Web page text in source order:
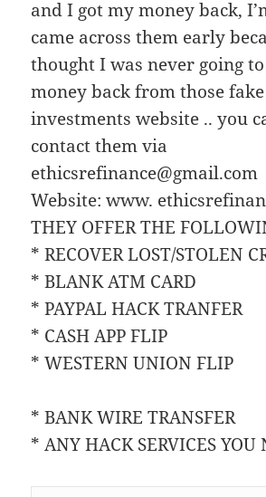
and I got my money back,
came across them early
thought I was never going
money back from those
investments website .. you
contact them via
ethicsrefinance@gmail.com
Website: www.
THEY OFFER THE
* RECOVER LOST/STOLEN
* BLANK ATM CARD
* PAYPAL HACK TRANFER
* CASH APP FLIP
* WESTERN UNION FLIP
* BANK WIRE TRANSFER
* ANY HACK SERVICES YOU